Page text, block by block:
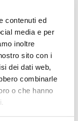
contenuti ed
media e per
inoltre
sito con i
dei dati web,
combinarle
o che hanno
39,60 €
CONSEGNA IN 48H